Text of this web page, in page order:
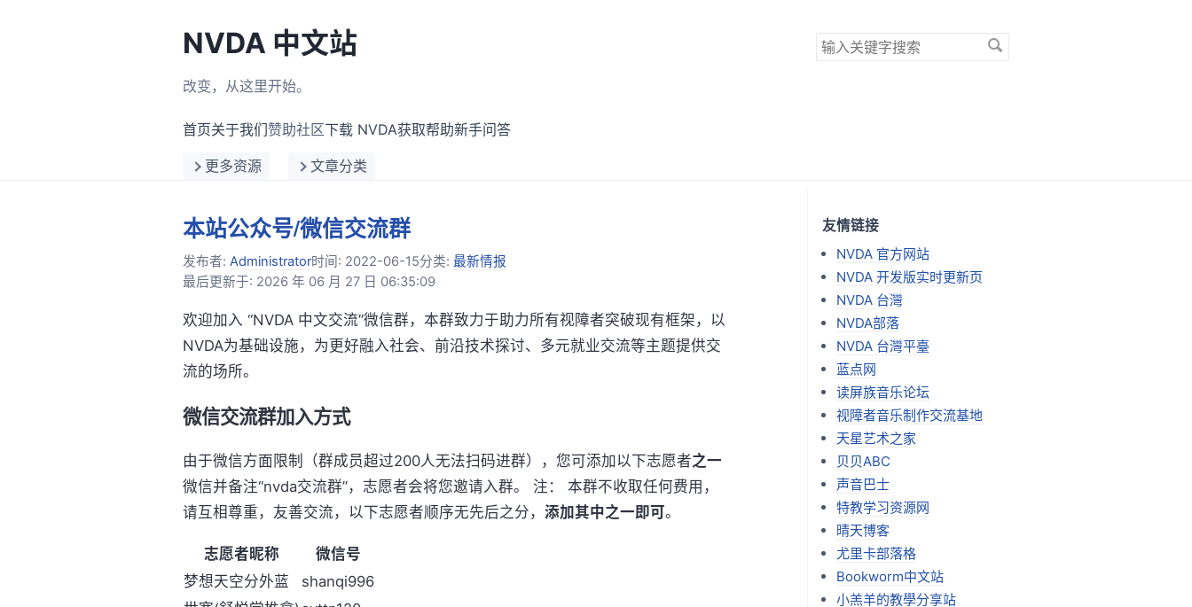
NVDA 中文站
改变，从这里开始。
搜
首页关于我们赞助社区下载 NVDA获取帮助新手问答
更多资源 文章分类
本站公众号/微信交流群
发布者: Administrator时间: 2022-06-15分类: 最新情报
最后更新于: 2026 年 06 月 27 日 06:35:09
欢迎加入 “NVDA 中文交流”微信群，本群致力于助力所有视障者突破现有框架，以
NVDA为基础设施，为更好融入社会、前沿技术探讨、多元就业交流等主题提供交
流的场所。
微信交流群加入方式
由于微信方面限制（群成员超过200人无法扫码进群），您可添加以下志愿者之一
微信并备注“nvda交流群”，志愿者会将您邀请入群。 注： 本群不收取任何费用，
请互相尊重，友善交流，以下志愿者顺序无先后之分， 添加其中之一即可。
志愿者昵称
微信号
梦想天空分外蓝
shanqi996
友情链接
NVDA 官方网站
NVDA 开发版实时更新页
NVDA 台灣
NVDA部落
NVDA 台灣平臺
蓝点网
读屏族音乐论坛
视障者音乐制作交流基地
天星艺术之家
贝贝ABC
声音巴士
特教学习资源网
晴天博客
尤里卡部落格
Bookworm中文站
小羔羊的教學分享站